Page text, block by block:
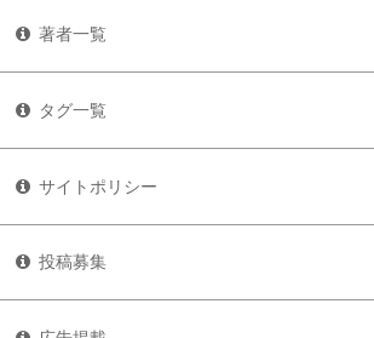
著者一覧
タグ一覧
サイトポリシー
投稿募集